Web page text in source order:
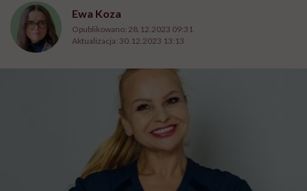
Ewa Koza
Opublikowano: 28.12.2023 09:31
Aktualizacja: 30.12.2023 13:13